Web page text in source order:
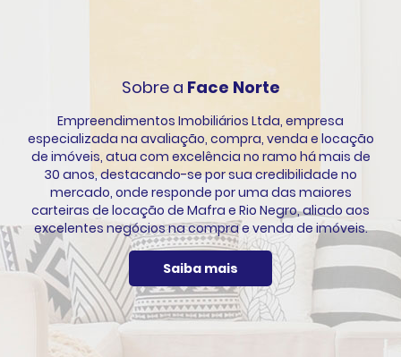
Sobre a Face Norte
Empreendimentos Imobiliários Ltda, empresa
especializada na avaliação, compra, venda e locação
de imóveis, atua com excelência no ramo há mais de
30 anos, destacando-se por sua credibilidade no
mercado, onde responde por uma das maiores
carteiras de locação de Mafra e Rio Negro, aliado aos
excelentes negócios na compra e venda de imóveis.
Saiba mais